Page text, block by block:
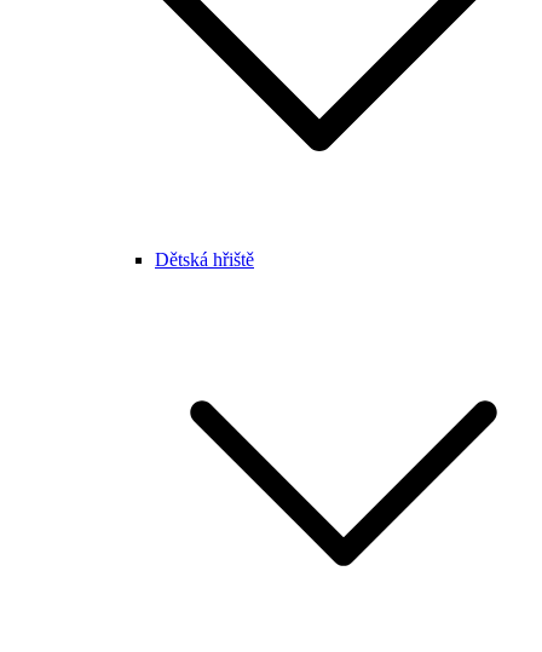
Dětská hřiště